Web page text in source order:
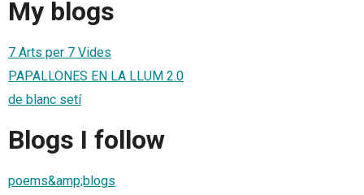
My blogs
7 Arts per 7 Vides
PAPALLONES EN LA LLUM 2.0
de blanc setí
Blogs I follow
poems&amp;blogs